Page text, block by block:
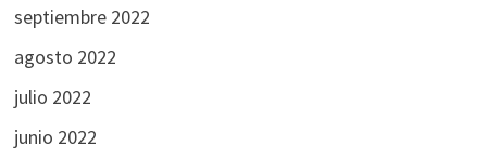
septiembre 2022
agosto 2022
julio 2022
junio 2022